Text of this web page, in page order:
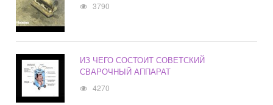
3790
ИЗ ЧЕГО СОСТОИТ СОВЕТСКИЙ
СВАРОЧНЫЙ АППАРАТ
4270